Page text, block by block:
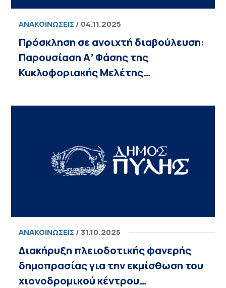
ΑΝΑΚΟΙΝΏΣΕΙΣ / 04.11.2025
Πρόσκληση σε ανοιχτή διαβούλευση:
Παρουσίαση Α’ Φάσης της
Κυκλοφοριακής Μελέτης…
ΑΝΑΚΟΙΝΏΣΕΙΣ / 31.10.2025
Διακήρυξη πλειοδοτικής φανερής
δημοπρασίας για την εκμίσθωση του
χιονοδρομικού κέντρου…